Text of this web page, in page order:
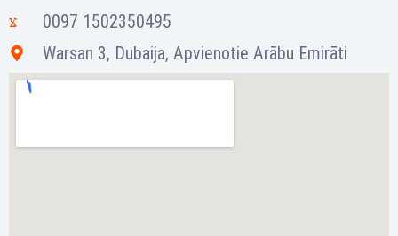
0097 1502350495
Warsan 3, Dubaija, Apvienotie Arābu Emirāti